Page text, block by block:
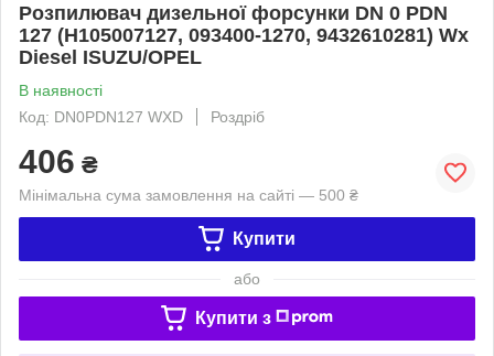
Розпилювач дизельної форсунки DN 0 PDN
127 (H105007127, 093400-1270, 9432610281) Wx
Diesel ISUZU/OPEL
В наявності
Код: DN0PDN127 WXD
Роздріб
406 ₴
Мінімальна сума замовлення на сайті — 500 ₴
Купити
або
Купити з